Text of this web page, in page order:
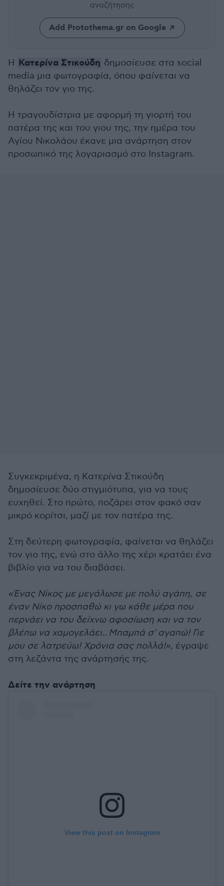
αναζήτησης
Add Protothema.gr on Google
Η Κατερίνα Στικούδη δημοσίευσε στα social
media μια φωτογραφία, όπου φαίνεται να
θηλάζει τον γιο της.
Η τραγουδίστρια με αφορμή τη γιορτή του
πατέρα της και του γιου της, την ημέρα του
Αγίου Νικολάου έκανε μια ανάρτηση στον
προσωπικό της λογαριασμό στο Instagram.
Συγκεκριμένα, η Κατερίνα Στικούδη
δημοσίευσε δύο στιγμιότυπα, για να τους
ευχηθεί. Στο πρώτο, ποζάρει στον φακό σαν
μικρό κορίτσι, μαζί με τον πατέρα της.
Στη δεύτερη φωτογραφία, φαίνεται να θηλάζει
τον γιο της, ενώ στο άλλο της χέρι κρατάει ένα
βιβλίο για να του διαβάσει.
«Ένας Νίκος με μεγάλωσε με πολύ αγάπη, σε
έναν Νίκο προσπαθώ κι γω κάθε μέρα που
περνάει να του δείχνω αφοσίωση και να τον
βλέπω να χαμογελάει.. Μπαμπά σ' αγαπώ! Γιε
μου σε λατρεύω! Χρόνια σας πολλά!», έγραψε
στη λεζάντα της ανάρτησής της.
Δείτε την ανάρτηση
View this post on Instagram